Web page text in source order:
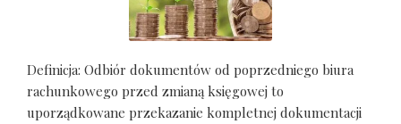
Definicja: Odbiór dokumentów od poprzedniego biura
rachunkowego przed zmianą księgowej to
uporządkowane przekazanie kompletnej dokumentacji